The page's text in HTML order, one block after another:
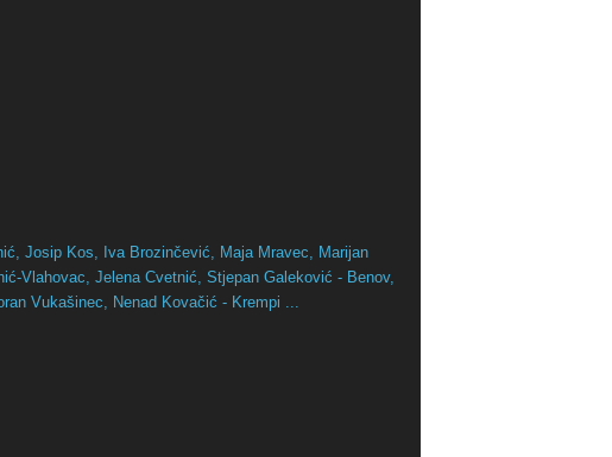
Josip Kos, Iva Brozinčević, Maja Mravec, Marijan
Vlahovac, Jelena Cvetnić, Stjepan Galeković - Benov,
Vukašinec, Nenad Kovačić - Krempi ...